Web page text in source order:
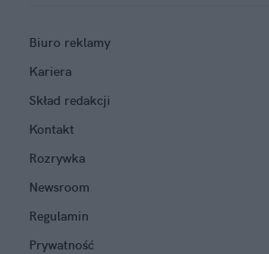
Biuro reklamy
Kariera
Skład redakcji
Kontakt
Rozrywka
Newsroom
Regulamin
Prywatność